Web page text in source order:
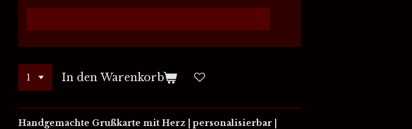
In den Warenkorb
Handgemachte Grußkarte mit Herz | personalisierbar |